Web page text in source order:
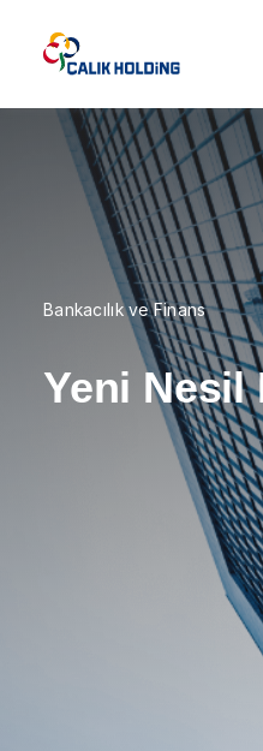
Bankacılık ve Finans
Yeni Nesil